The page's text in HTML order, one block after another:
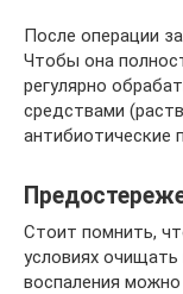
После операции
Чтобы она
регулярно
средствами
антибиотические
Стоит помнить,
условиях
воспаления можно